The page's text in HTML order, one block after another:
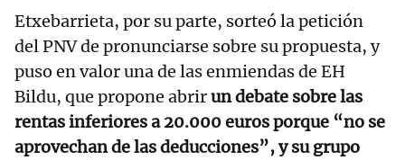
Etxebarrieta, por su parte, sorteó la petición
del PNV de pronunciarse sobre su propuesta, y
puso en valor una de las enmiendas de EH
Bildu, que propone abrirun debate sobre las
rentas inferiores a 20.000 euros porque “no se
aprovechan de las deducciones”, y su grupo